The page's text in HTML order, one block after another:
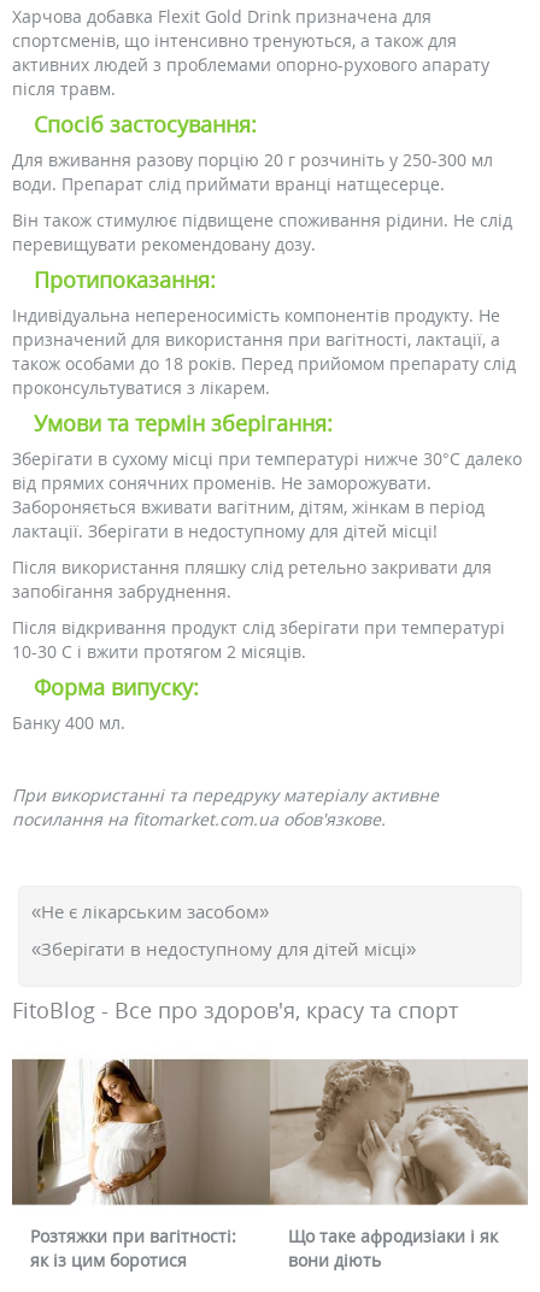
Харчова добавка Flexit Gold Drink призначена для
спортсменів, що інтенсивно тренуються, а також для
активних людей з проблемами опорно-рухового апарату
після травм.
Спосіб застосування:
Для вживання разову порцію 20 г розчиніть у 250-300 мл
води. Препарат слід приймати вранці натщесерце.
Він також стимулює підвищене споживання рідини. Не слід
перевищувати рекомендовану дозу.
Протипоказання:
Індивідуальна непереносимість компонентів продукту. Не
призначений для використання при вагітності, лактації, а
також особами до 18 років. Перед прийомом препарату слід
проконсультуватися з лікарем.
Умови та термін зберігання:
Зберігати в сухому місці при температурі нижче 30°C далеко
від прямих сонячних променів. Не заморожувати.
Забороняється вживати вагітним, дітям, жінкам в період
лактації. Зберігати в недоступному для дітей місці!
Після використання пляшку слід ретельно закривати для
запобігання забруднення.
Після відкривання продукт слід зберігати при температурі
10-30 C і вжити протягом 2 місяців.
Форма випуску:
Банку 400 мл.
При використанні та передруку матеріалу активне
посилання на fitomarket.com.ua обов'язкове.
«Не є лікарським засобом»
«Зберігати в недоступному для дітей місці»
FitoBlog - Все про здоров'я, красу та спорт
Що таке афродизіаки і як
вони діють
Чому червоніє обличчя і
чи можна це прибрати